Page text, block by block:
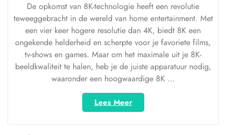
De opkomst van 8K-technologie heeft een revolutie
teweeggebracht in de wereld van home entertainment. Met
een vier keer hogere resolutie dan 4K, biedt 8K een
ongekende helderheid en scherpte voor je favoriete films,
tv-shows en games. Maar om het maximale uit je 8K-
beeldkwaliteit te halen, heb je de juiste apparatuur nodig,
waaronder een hoogwaardige 8K …
Lees Meer“De
Ultieme
Beleving: